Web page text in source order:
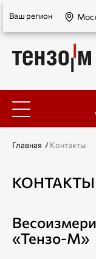
Москва
Ваш регион
Главная /Контакты
КОНТАКТЫ
«Тензо-М»